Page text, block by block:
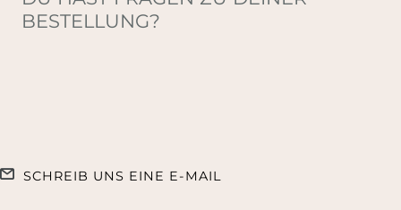
BESTELLUNG?
SCHREIB UNS EINE E-MAIL